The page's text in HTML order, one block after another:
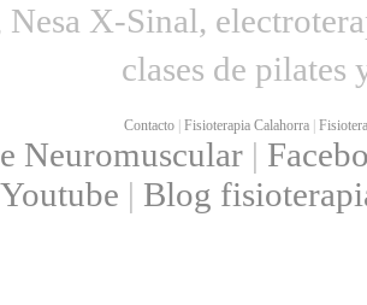
Nesa X-Sinal,
clases de
Contacto Fisioterapia Calahorra
Neuromuscular |
Youtube | Blog